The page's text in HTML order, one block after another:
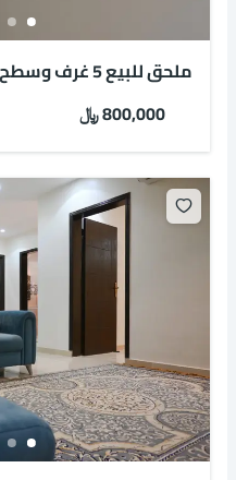
ملحق للبيع 5 غرف وسطح خاص بطحاء قريش
800,000 ﷼